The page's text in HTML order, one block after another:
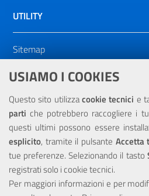
USIAMO I COOKIES
Questo sito utilizzacookie tecnici e
parti che potrebbero raccogliere i
questi ultimi possono essere
esplicito, tramite il pulsante Accetta
tue preferenze. Selezionando il tasto
registrati solo i cookie tecnici.
Per maggiori informazioni e per
UTILITY
Sitemap
Dichiarazione di accessibilità
NOTE LEGALI
Privacy
Portale realizzato con la